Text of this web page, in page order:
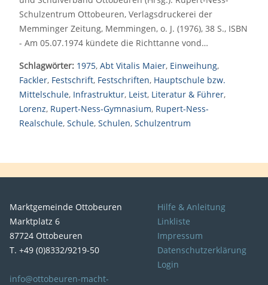
Schulzentrum Ottobeuren, Verlagsdruckerei der
Memminger Zeitung, Memmingen, o. J. (1976), 38 S., ISBN
- Am 05.07.1974 kündete die Richttanne vond…
Schlagwörter: 1975, Abt Vitalis Maier, Einweihung,
Fackler, Festschrift, Festschriften, Hauptschule bzw.
Mittelschule, Infrastruktur, Leist, Literatur & Führer,
Lorenz, Rupert-Ness-Gymnasium, Rupert-Ness-
Realschule, Schule, Schulen, Schulzentrum
Marktgemeinde Ottobeuren
Marktplatz 6
87724 Ottobeuren
T. +49 (0)8332/9219-50
info@ottobeuren-macht-
Hilfe & Anleitung
Linkliste
Impressum
Datenschutzerklärung
Login